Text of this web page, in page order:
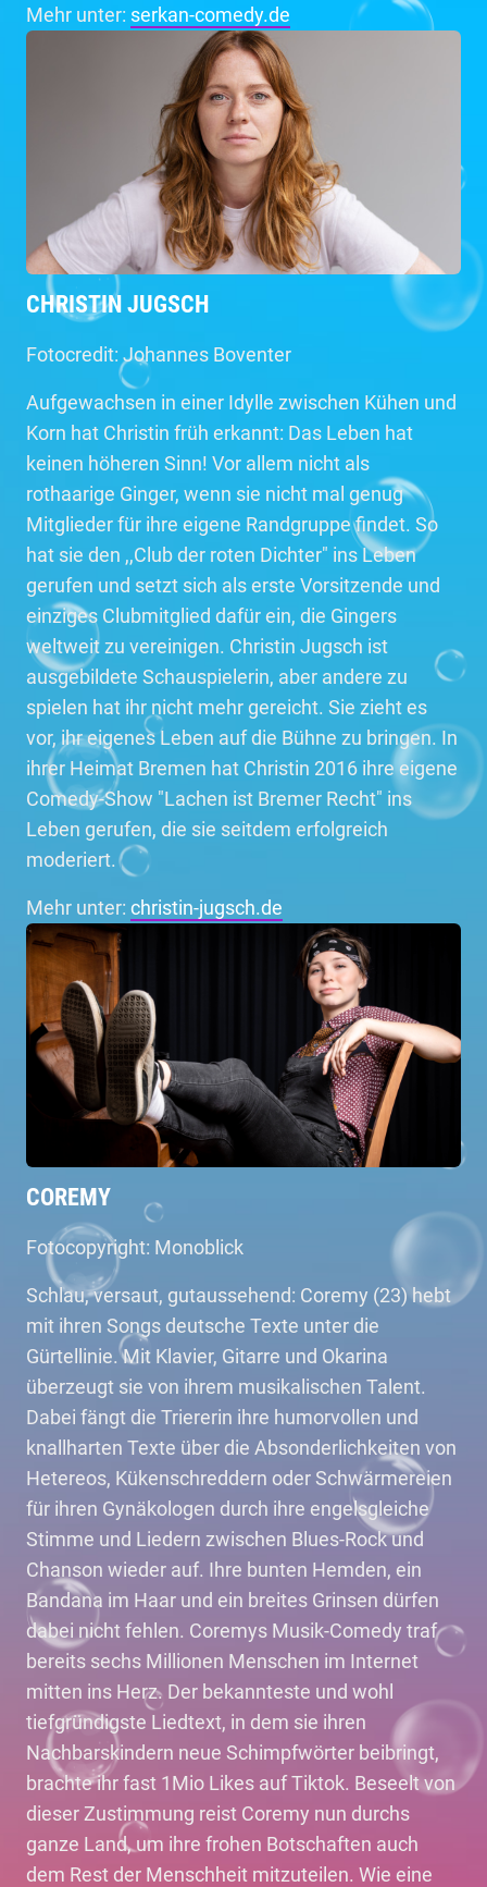
Mehr unter: serkan-comedy.de
CHRISTIN JUGSCH
Fotocredit: Johannes Boventer
Aufgewachsen in einer Idylle zwischen Kühen und
Korn hat Christin früh erkannt: Das Leben hat
keinen höheren Sinn! Vor allem nicht als
rothaarige Ginger, wenn sie nicht mal genug
Mitglieder für ihre eigene Randgruppe findet. So
hat sie den ,,Club der roten Dichter" ins Leben
gerufen und setzt sich als erste Vorsitzende und
einziges Clubmitglied dafür ein, die Gingers
weltweit zu vereinigen. Christin Jugsch ist
ausgebildete Schauspielerin, aber andere zu
spielen hat ihr nicht mehr gereicht. Sie zieht es
vor, ihr eigenes Leben auf die Bühne zu bringen. In
ihrer Heimat Bremen hat Christin 2016 ihre eigene
Comedy-Show "Lachen ist Bremer Recht" ins
Leben gerufen, die sie seitdem erfolgreich
moderiert.
Mehr unter: christin-jugsch.de
COREMY
Fotocopyright: Monoblick
Schlau, versaut, gutaussehend: Coremy (23) hebt
mit ihren Songs deutsche Texte unter die
Gürtellinie. Mit Klavier, Gitarre und Okarina
überzeugt sie von ihrem musikalischen Talent.
Dabei fängt die Triererin ihre humorvollen und
knallharten Texte über die Absonderlichkeiten von
Hetereos, Kükenschreddern oder Schwärmereien
für ihren Gynäkologen durch ihre engelsgleiche
Stimme und Liedern zwischen Blues-Rock und
Chanson wieder auf. Ihre bunten Hemden, ein
Bandana im Haar und ein breites Grinsen dürfen
dabei nicht fehlen. Coremys Musik-Comedy traf
bereits sechs Millionen Menschen im Internet
mitten ins Herz. Der bekannteste und wohl
tiefgründigste Liedtext, in dem sie ihren
Nachbarskindern neue Schimpfwörter beibringt,
brachte ihr fast 1Mio Likes auf Tiktok. Beseelt von
dieser Zustimmung reist Coremy nun durchs
ganze Land, um ihre frohen Botschaften auch
dem Rest der Menschheit mitzuteilen. Wie eine